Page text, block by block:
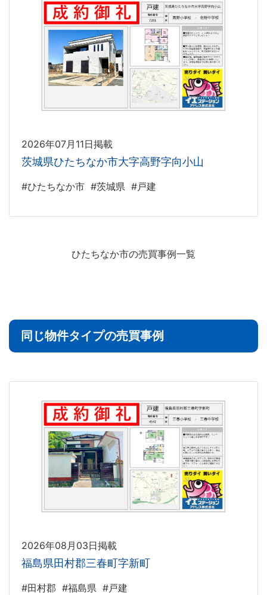
2026年07月11日掲載
茨城県ひたちなか市大字高野字向小山
#ひたちなか市 #茨城県 #戸建
ひたちなか市の売買事例一覧
同じ物件タイプの売買事例
2026年08月03日掲載
福島県田村郡三春町字新町
#田村郡 #福島県 #戸建